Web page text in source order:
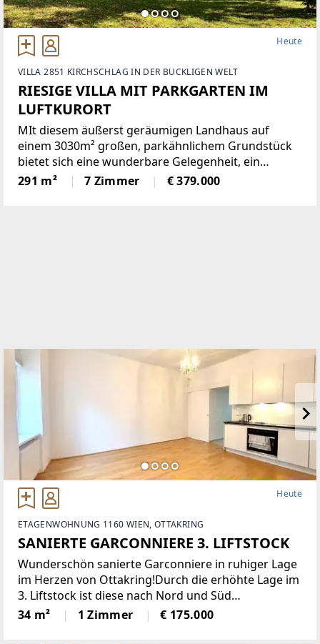
Heute
VILLA 2851 KIRCHSCHLAG IN DER BUCKLIGEN WELT
RIESIGE VILLA MIT PARKGARTEN IM
LUFTKURORT
MIt diesem äußerst geräumigen Landhaus auf
einem 3030m² großen, parkähnlichem Grundstück
bietet sich eine wunderbare Gelegenheit, ein
einmaliges Domizil in der beliebten Gemeinde
Krumbach zu schaffen!Das 1972 in Ziegelbauweise
291 m² 7 Zimmer € 379.000
Heute
ETAGENWOHNUNG 1160 WIEN, OTTAKRING
SANIERTE GARCONNIERE 3. LIFTSTOCK
Wunderschön sanierte Garconniere in ruhiger Lage
im Herzen von Ottakring!Durch die erhöhte Lage im
3. Liftstock ist diese nach Nord und Süd
ausgerichtete Wohnung sehr hell und bietet eine
angenehme Wohnatmosphäre. Sie verfügt über
34 m² 1 Zimmer € 175.000